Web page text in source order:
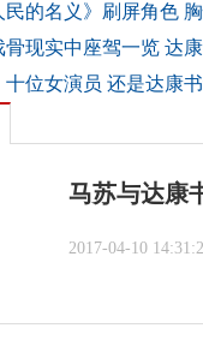
的名义》刷屏角色
骨现实中座驾一览 达
十位女演员 还是达康
马苏与达康
2017-04-10